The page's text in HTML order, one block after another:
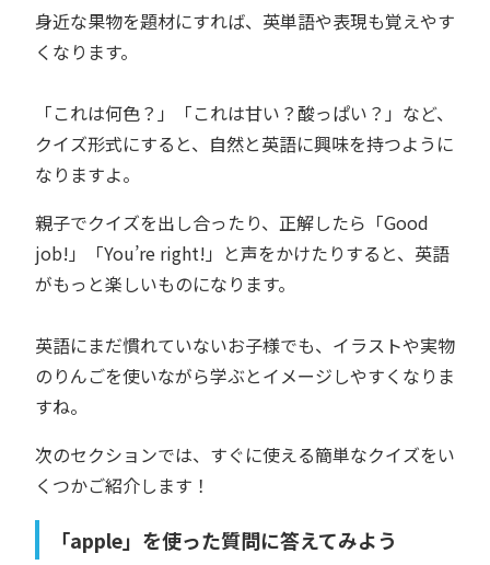
身近な果物を題材にすれば、英単語や表現も覚えやす
くなります。
「これは何色？」「これは甘い？酸っぱい？」など、
クイズ形式にすると、自然と英語に興味を持つように
なりますよ。
親子でクイズを出し合ったり、正解したら「Good
job!」「You’re right!」と声をかけたりすると、英語
がもっと楽しいものになります。
英語にまだ慣れていないお子様でも、イラストや実物
のりんごを使いながら学ぶとイメージしやすくなりま
すね。
次のセクションでは、すぐに使える簡単なクイズをい
くつかご紹介します！
「apple」を使った質問に答えてみよう